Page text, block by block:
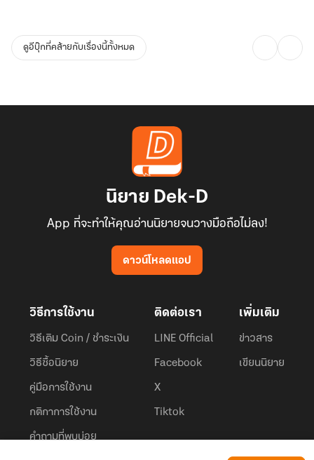
ดูอีบุ๊กที่คล้ายกับเรื่องนี้ทั้งหมด
นิยาย Dek-D
App ที่จะทำให้คุณอ่านนิยายจนวางมือถือไม่ลง!
ดาวน์โหลดแอป
วิธีการใช้งาน
วิธีเติม Coin / ชำระเงิน
วิธีซื้อนิยาย
คู่มือการใช้งาน
กติกาการใช้งาน
คำถามที่พบบ่อย
ติดต่อเรา
LINE Official
Facebook
X
Tiktok
เพิ่มเติม
ข่าวสาร
เขียนนิยาย